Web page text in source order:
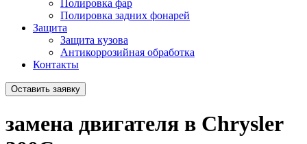
Полировка фар
Полировка задних фонарей
Защита
Защита кузова
Антикоррозийная обработка
Контакты
Оставить заявку
замена двигателя в Chrysler